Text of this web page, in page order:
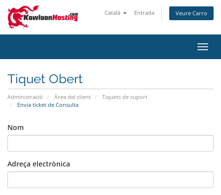
Català Entrada Veure Carro
la
Tiquet Obert
Administració Àrea del client
Tiquets de suport
Envia ticket de Consulta
Nom
Adreça electrònica